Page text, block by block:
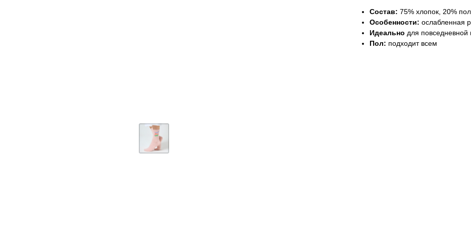
Состав: 75% хлопок, 20%
Особенности: ослабленная
Идеально для повседневной
Пол: подходит всем